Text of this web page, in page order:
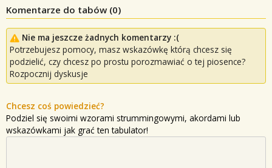
Komentarze do tabów (0)
Nie ma jeszcze żadnych komentarzy :(
Potrzebujesz pomocy, masz wskazówkę którą chcesz się
podzielić, czy chcesz po prostu porozmawiać o tej piosence?
Rozpocznij dyskusje
Chcesz coś powiedzieć?
Podziel się swoimi wzorami strummingowymi, akordami lub
wskazówkami jak grać ten tabulator!